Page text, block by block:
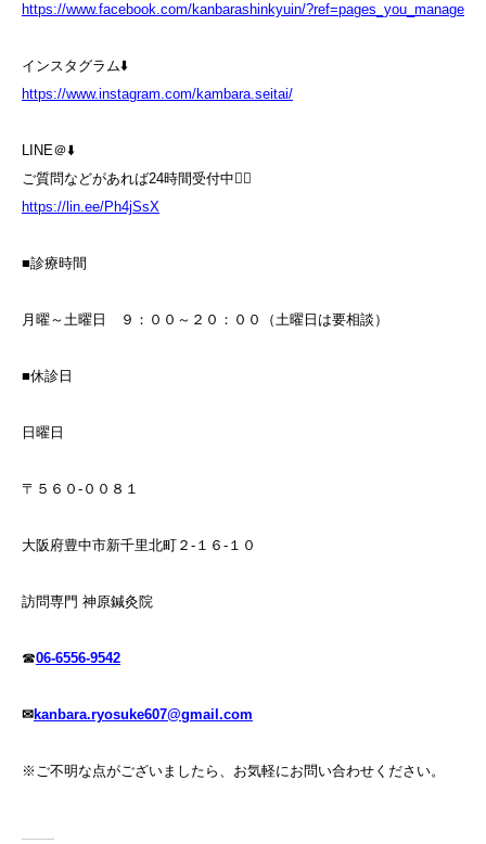
https://www.facebook.com/kanbarashinkyuin/?ref=pages_you_manage
インスタグラム⬇️
https://www.instagram.com/kambara.seitai/
LINE＠⬇️
ご質問などがあれば24時間受付中💁‍♀️
https://lin.ee/Ph4jSsX
■診療時間
月曜～土曜日 ９：００～２０：００（土曜日は要相談）
■休診日
日曜日
〒５６０-００８１
大阪府豊中市新千里北町２-１６-１０
訪問専門 神原鍼灸院
☎06-6556-9542
✉kanbara.ryosuke607@gmail.com
※ご不明な点がございましたら、お気軽にお問い合わせください。